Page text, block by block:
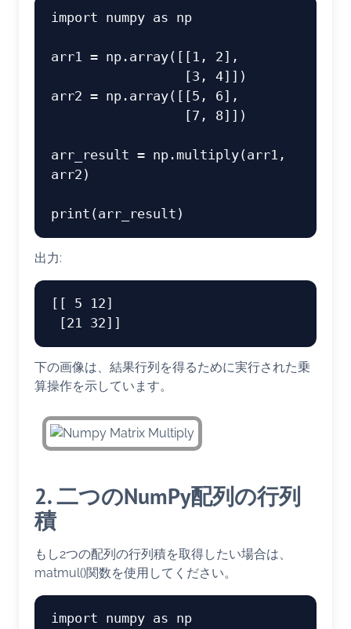
import numpy as np
arr1 = np.array([[1, 2],
arr2 = np.array([[5, 6],
arr_result = np.multiply(arr1,
arr2)
出力:
[[ 5 12]
下の画像は、結果行列を得るために実行された乗
算操作を示しています。
2. 二つのNumPy配列の行列
積
もし2つの配列の行列積を取得したい場合は、
matmul()関数を使用してください。
import numpy as np